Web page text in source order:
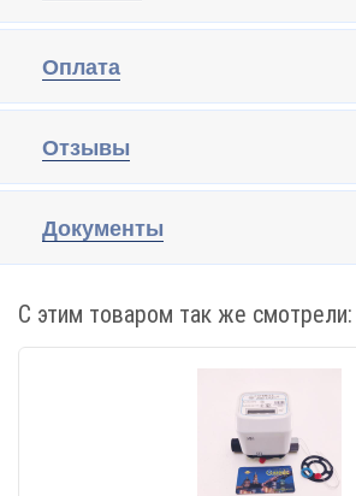
Оплата
Отзывы
Документы
С этим товаром так же смотрели: